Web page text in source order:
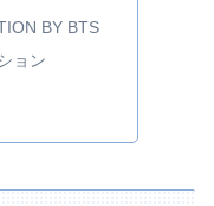
BY BTS
ョン